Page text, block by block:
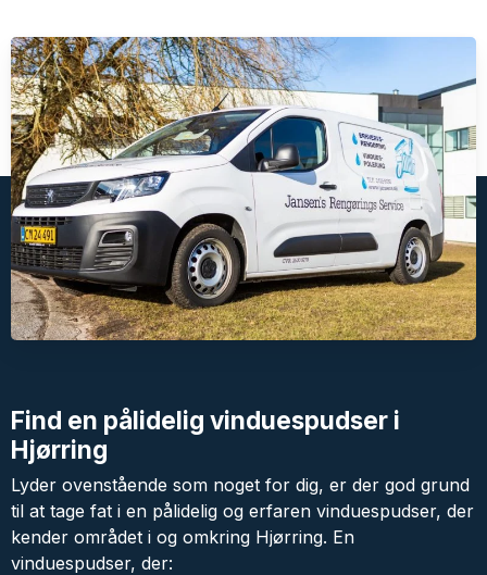
Find en pålidelig vinduespudser i
Hjørring
Lyder ovenstående som noget for dig, er der god grund
til at tage fat i en pålidelig og erfaren vinduespudser, der
kender området i og omkring Hjørring. En
vinduespudser, der: